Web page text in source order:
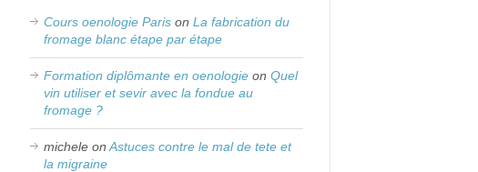
Cours oenologie Paris onLa fabrication du
fromage blanc étape par étape
Formation diplômante en oenologie onQuel
vin utiliser et sevir avec la fondue au
fromage ?
michele onAstuces contre le mal de tete et
la migraine